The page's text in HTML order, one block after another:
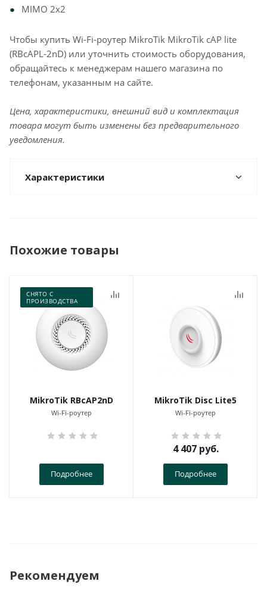
MIMO 2x2
Чтобы купить Wi-Fi-роутер MikroTik MikroTik cAP lite
(RBcAPL-2nD) или уточнить стоимость оборудования,
обращайтесь к менеджерам нашего магазина по
телефонам, указанным на сайте.
Цена, характеристики, внешний вид и комплектация
товара могут быть изменены без предварительного
уведомления.
Характеристики
Похожие товары
СНЯТО С
ПРОИЗВОДСТВА
MikroTik RBcAP2nD
Wi-Fi-роутер
Подробнее
MikroTik Disc Lite5
Wi-Fi-роутер
4 407руб.
Подробнее
Рекомендуем